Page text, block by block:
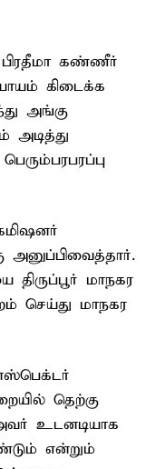
பிரதீமா கண்ணீர்
கிடைக்க
அங்கு
அடித்து
அனுப்பிவைத்தார்.
மாநகர
செய்து மாநகர
தெற்கு
உடனடியாக
என்றும்